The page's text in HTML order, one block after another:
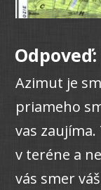
Odpoveď:
Azimut je
priameho
vas
v teréne a
vás smer